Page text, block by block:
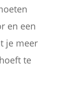
en een
je meer
te